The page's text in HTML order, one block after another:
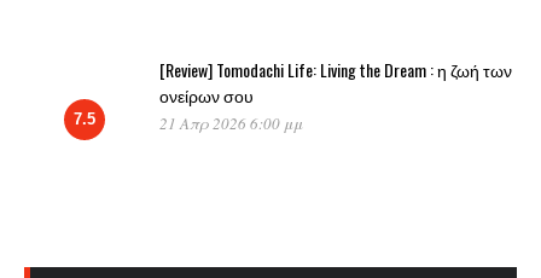
7.5
[Review] Tomodachi Life: Living the Dream : η ζωή των
ονείρων σου
21 Απρ 2026 6:00 μμ